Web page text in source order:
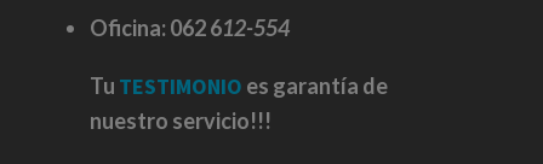
Oficina: 062 612-554
Tu TESTIMONIO es garantía de
nuestro servicio!!!